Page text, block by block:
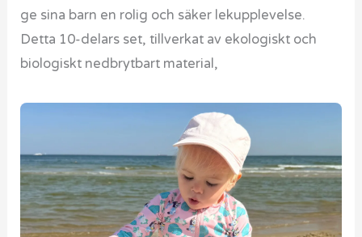
ge sina barn en rolig och säker lekupplevelse.
Detta 10-delars set, tillverkat av ekologiskt och
biologiskt nedbrytbart material,